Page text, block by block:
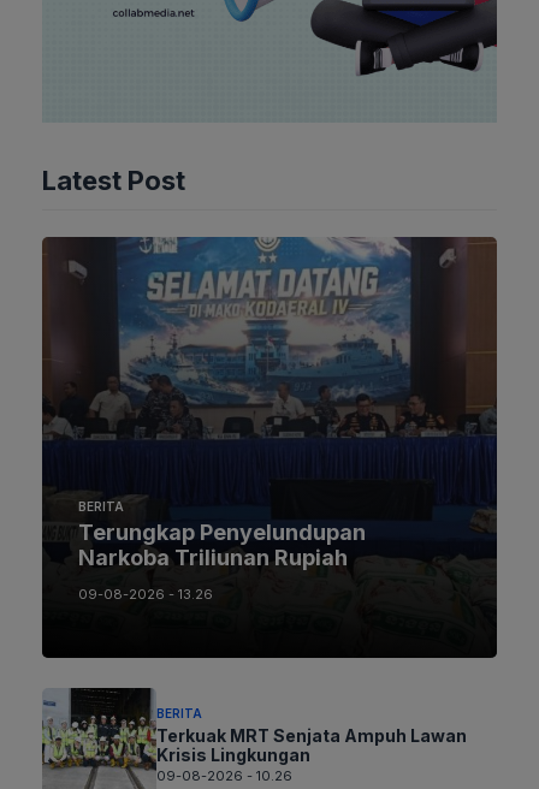
Latest Post
BERITA
Terungkap Penyelundupan
Narkoba Triliunan Rupiah
09-08-2026 - 13.26
BERITA
Terkuak MRT Senjata Ampuh Lawan
Krisis Lingkungan
09-08-2026 - 10.26